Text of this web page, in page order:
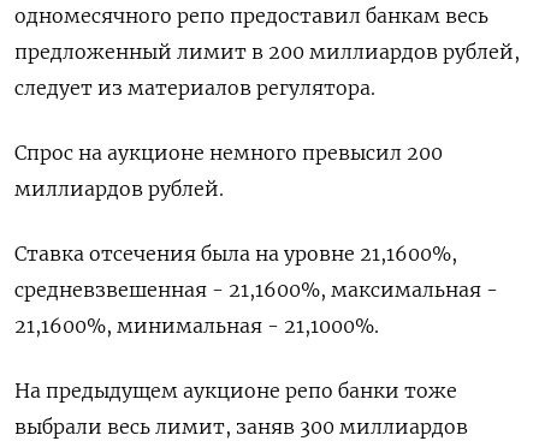
одномесячного репо предоставил банкам весь
предложенный лимит в 200 миллиардов рублей,
следует из материалов регулятора.
Спрос на аукционе немного превысил 200
миллиардов рублей.
Ставка отсечения была на уровне 21,1600%,
средневзвешенная - 21,1600%, максимальная -
21,1600%, минимальная - 21,1000%.
На предыдущем аукционе репо банки тоже
выбрали весь лимит, заняв 300 миллиардов